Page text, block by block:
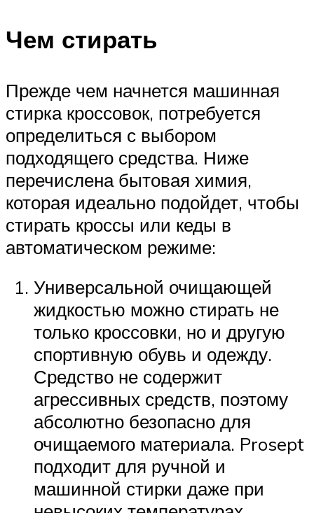
Чем стирать
Прежде чем начнется машинная
стирка кроссовок, потребуется
определиться с выбором
подходящего средства. Ниже
перечислена бытовая химия,
которая идеально подойдет, чтобы
стирать кроссы или кеды в
автоматическом режиме:
Универсальной очищающей
жидкостью можно стирать не
только кроссовки, но и другую
спортивную обувь и одежду.
Средство не содержит
агрессивных средств, поэтому
абсолютно безопасно для
очищаемого материала. Prosept
подходит для ручной и
машинной стирки даже при